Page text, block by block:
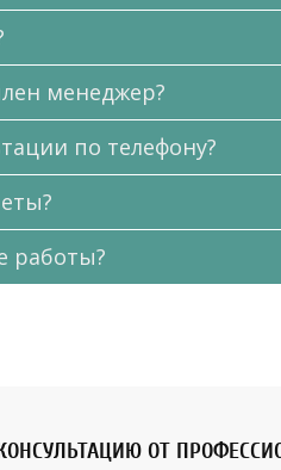
менеджер?
по телефону?
работы?
ОТ